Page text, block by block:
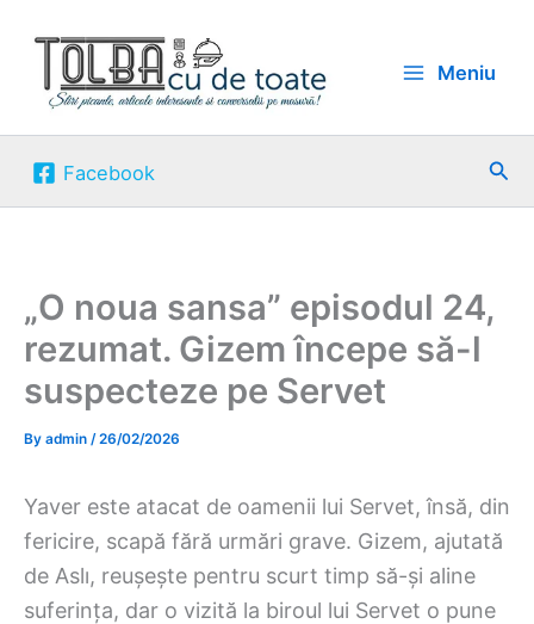
content
Meniu
Facebook
„O noua sansa” episodul 24,
rezumat. Gizem începe să-l
suspecteze pe Servet
By admin /26/02/2026
Yaver este atacat de oamenii lui Servet, însă, din
fericire, scapă fără urmări grave. Gizem, ajutată
de Aslı, reușește pentru scurt timp să-și aline
suferința, dar o vizită la biroul lui Servet o pune